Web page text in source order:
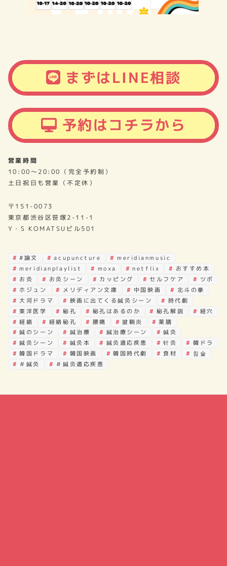
まずはLINE相談
予約はコチラから
営業時間
10:00～20:00（完全予約制）
土日祝日も営業（不定休）
〒151-0073
東京都渋谷区笹塚2-11-1
Y・S KOMATSUビル501
#論文 acupuncture
meridianmusic
meridianplaylist
moxa netflix
おすすめ本
お灸
お灸シーン カッピング セルフケア
ツボ
ホジュン
メリディアン文庫 中国映画
北斗の拳
大河ドラマ
映画に出てくる鍼灸シーン
時代劇
東洋医学
秘孔 秘孔はあるのか 秘孔解説
経穴
経絡
経絡秘孔 腰痛 腱鞘炎
薬膳
鍼のシーン
鍼治療 鍼治療シーン
鍼灸
鍼灸シーン
鍼灸本 鍼灸適応疾患 针灸
韓ドラ
韓国ドラマ
韓国映画 韓国時代劇 食材
침술
＃鍼灸
＃鍼灸適応疾患